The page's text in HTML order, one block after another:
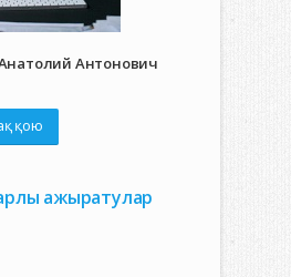
Антонович
қою
ажыратулар